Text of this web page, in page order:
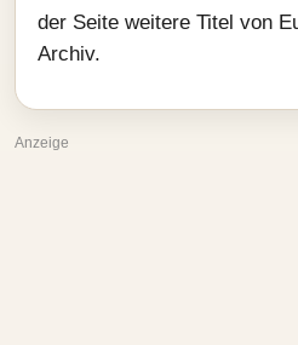
der Seite weitere Titel von
Archiv.
Anzeige